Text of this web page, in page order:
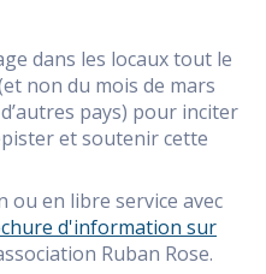
dans les locaux tout le
non du mois de mars
pays) pour inciter
et soutenir cette
ou en libre service avec
d'information sur
Ruban Rose.